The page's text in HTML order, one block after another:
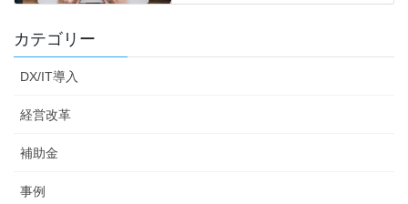
カテゴリー
DX/IT導入
経営改革
補助金
事例